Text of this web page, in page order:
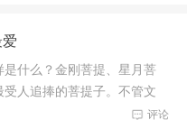
什么？金刚菩提、星月菩
人追捧的菩提子。不管文
评论